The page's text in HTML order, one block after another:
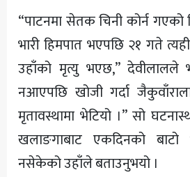
“पाटनमा सेतक चिनी कोर्न गएको
भारी हिमपात भएपछि २१ गते
उहाँको मृत्यु भएछ,” देवीलालले
नआएपछि खोजी गर्दा
मृतावस्थामा भेटियो ।” सो
खलाङगाबाट एकदिनको बाटो
नसेकेको उहाँले बताउनुभयो ।